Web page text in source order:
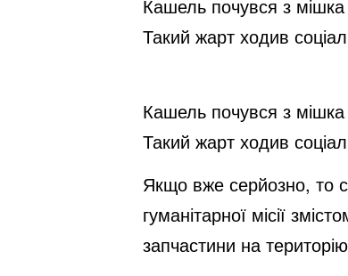
Кашель почувся з
Такий жарт ходив
Кашель почувся з
Такий жарт ходив
Якщо вже серйозно, то
гуманітарної місії
запчастини на